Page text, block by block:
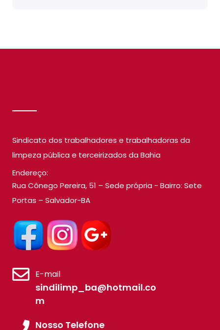
Sindicato dos trabalhadores e trabalhadoras da
limpeza pública e terceirizados da Bahia
Endereço:
Rua Cônego Pereira, 51 – Sede própria - Bairro: Sete
Portas – Salvador-BA
E-mail
sindilimp_ba@hotmail.co
m
Nosso Telefone